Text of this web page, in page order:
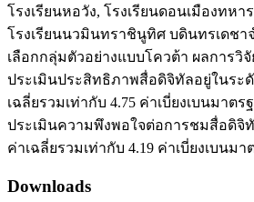
โรงเรียนหอวัง, โรงเรียนดอนเมืองทหา
โรงเรียนนวมินทราชินูทิศ บดินทรเดชา
เลือกกลุ่มตัวอย่างแบบโควต้า ผลการวิ
ประเมินประสิทธิภาพสื่อดิจิทัลอยู่ในระ
เฉลี่ยรวมเท่ากับ 4.75 ค่าเบี่ยงเบนมาตร
ประเมินความพึงพอใจต่อการชมสื่อดิจิ
ค่าเฉลี่ยรวมเท่ากับ 4.19 ค่าเบี่ยงเบนมา
Downloads